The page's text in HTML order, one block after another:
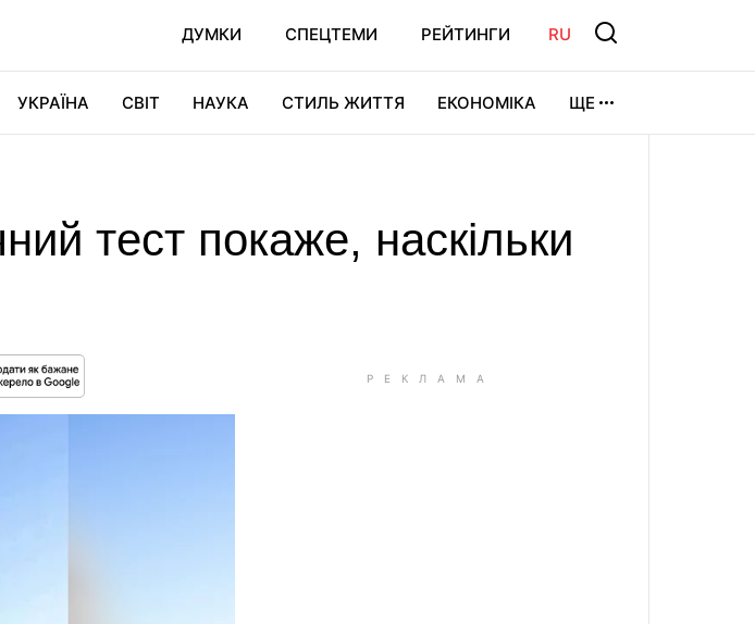
ДУМКИ СПЕЦТЕМИ РЕЙТИНГИ RU
УКРАЇНА СВІТ НАУКА СТИЛЬ ЖИТТЯ ЕКОНОМІКА ЩЕ
тест покаже, наскільки